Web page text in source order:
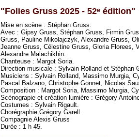
"Folies Gruss 2025 - 52ᵉ édition"
Mise en scène : Stéphan Gruss.
Avec : Gipsy Gruss, Stéphan Gruss, Firmin
Gruss, Pauline Mikolajczyk, Alexandre Gruss,
Jeanne Gruss, Célestine Gruss, Gloria Florees,
Alexandre Malachikhin.
Chanteuse : Margot Soria.
Direction musicale : Sylvain Rolland et Stéphan
Musiciens : Sylvain Rolland, Massimo Murgia,
Pascal Balzano, Christophe Gonnet, Nicolas
Composition : Margot Soria, Massimo Murgia,
Scénograpie et création lumière : Grégory
Costumes : Sylvain Rigault.
Chorégraphie Grégory Garell.
Compagnie Alexis Gruss
Durée : 1 h 45.